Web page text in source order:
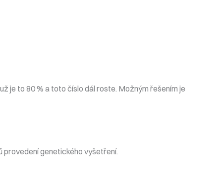
je to 80 % a toto číslo dál roste. Možným řešením je
provedení genetického vyšetření.